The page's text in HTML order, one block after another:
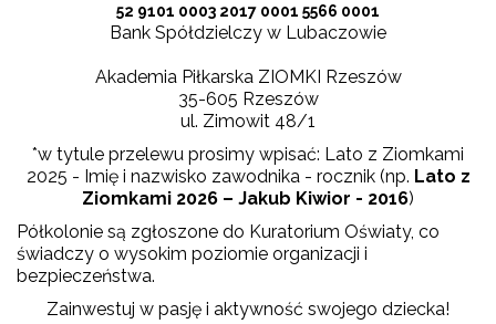
52 9101 0003 2017 0001 5566 0001
Bank Spółdzielczy w Lubaczowie
Akademia Piłkarska ZIOMKI Rzeszów
35-605 Rzeszów
ul. Zimowit 48/1
*w tytule przelewu prosimy wpisać: Lato z Ziomkami
2025 - Imię i nazwisko zawodnika - rocznik (np. Lato z
Ziomkami 2026 – Jakub Kiwior - 2016)
Półkolonie są zgłoszone do Kuratorium Oświaty, co
świadczy o wysokim poziomie organizacji i
bezpieczeństwa.
Zainwestuj w pasję i aktywność swojego dziecka!